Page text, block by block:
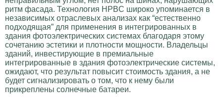
ритм фасада. Технология HPBC широко упоминается в
независимых отраслевых анализах как “естественно
подходящая” для применения в интегрированных в
здания фотоэлектрических системах благодаря этому
сочетанию эстетики и плотности мощности. Владельцы
зданий, инвестирующие в премиальные
интегрированные в здания фотоэлектрические системы,
ожидают, что результат повысит стоимость здания, а не
будет сигнализировать о том, что к нему были
прикреплены солнечные батареи.